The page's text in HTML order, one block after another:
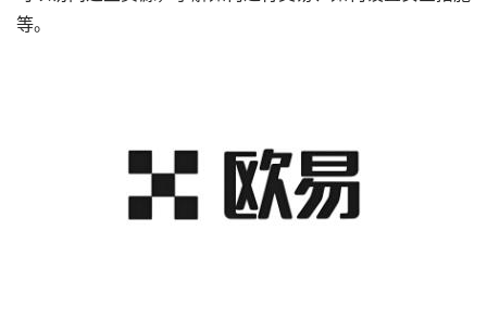
等。